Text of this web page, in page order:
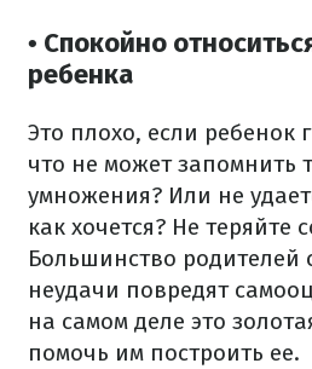
• Спокойно
ребенка
Это плохо, если ребенок
что не может запомнить
умножения? Или не
как хочется? Не теряйте
Большинство родителей
неудачи повредят
на самом деле это
помочь им построить ее.